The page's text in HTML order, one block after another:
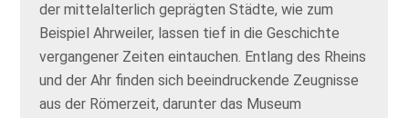
der mittelalterlich geprägten Städte, wie zum
Beispiel Ahrweiler, lassen tief in die Geschichte
vergangener Zeiten eintauchen. Entlang des Rheins
und der Ahr finden sich beeindruckende Zeugnisse
aus der Römerzeit, darunter das Museum